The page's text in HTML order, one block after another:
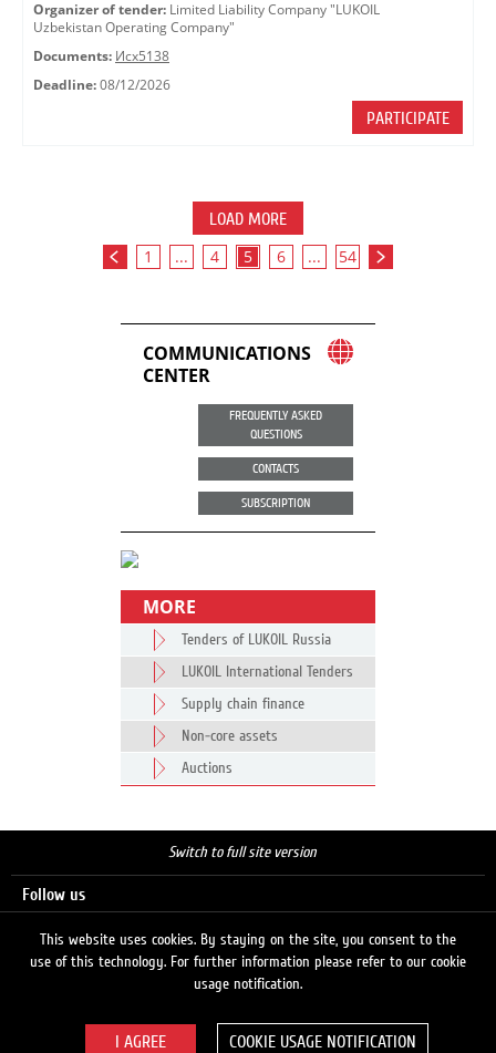
Organizer of tender: Limited Liability Company "LUKOIL
Uzbekistan Operating Company"
Documents: Исх5138
Deadline: 08/12/2026
PARTICIPATE
LOAD MORE
1 ... 4 5 6 ... 54
COMMUNICATIONS
CENTER
FREQUENTLY ASKED
QUESTIONS
CONTACTS
SUBSCRIPTION
MORE
Tenders of LUKOIL Russia
LUKOIL International Tenders
Supply chain finance
Non-core assets
Auctions
Switch to full site version
Follow us
This website uses cookies. By staying on the site, you consent to the
use of this technology. For further information please refer to our cookie
usage notification.
COOKIE USAGE NOTIFICATION